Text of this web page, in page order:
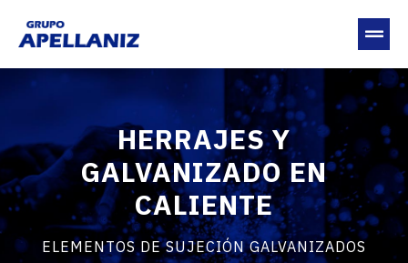
HERRAJES Y
GALVANIZADO EN
CALIENTE
ELEMENTOS DE SUJECIÓN GALVANIZADOS